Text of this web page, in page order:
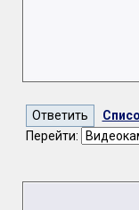
Перейти: